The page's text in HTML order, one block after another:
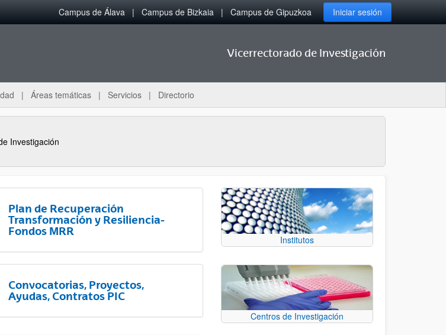
Campus de Álava Campus de Bizkaia Campus de Gipuzkoa Iniciar sesión
Vicerrectorado de Investigación
Áreas temáticas Servicios Directorio
Investigación
Plan de Recuperación
Transformación y Resiliencia-
Fondos MRR
Convocatorias, Proyectos,
Ayudas, Contratos PIC
Institutos
Centros de Investigación